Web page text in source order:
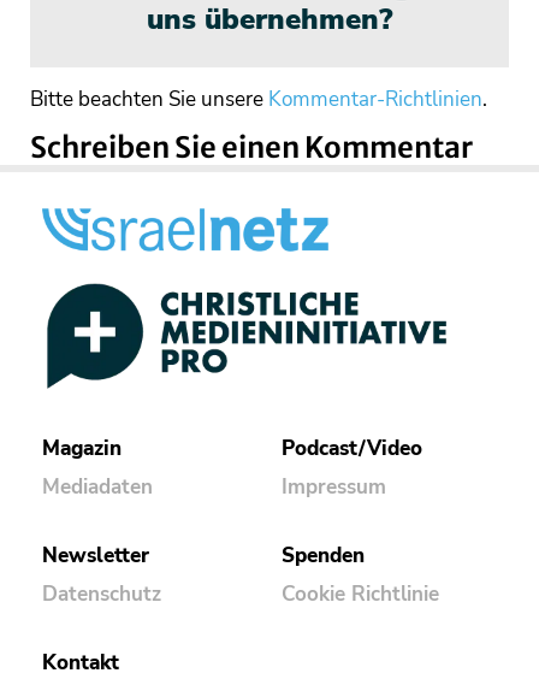
uns übernehmen?
Bitte beachten Sie unsere Kommentar-Richtlinien.
Schreiben Sie einen Kommentar
Magazin
Mediadaten
Podcast/Video
Impressum
Newsletter
Datenschutz
Spenden
Cookie Richtlinie
Kontakt